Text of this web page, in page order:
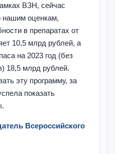
ВЗН, сейчас
нашим оценкам,
в препаратах от
10,5 млрд рублей, а
на 2023 год (без
18,5 млрд рублей.
эту программу, за
показать
Всероссийского